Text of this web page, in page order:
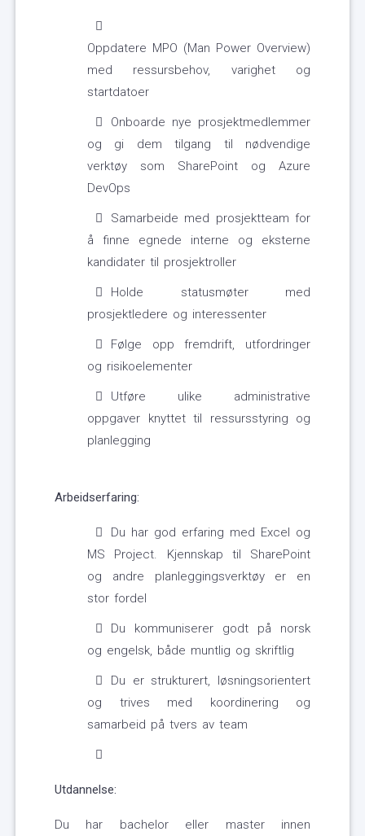
Oppdatere MPO (Man Power Overview)
med ressursbehov, varighet og
startdatoer
Onboarde nye prosjektmedlemmer
og gi dem tilgang til nødvendige
verktøy som SharePoint og Azure
DevOps
Samarbeide med prosjektteam for
å finne egnede interne og eksterne
kandidater til prosjektroller
Holde statusmøter med
prosjektledere og interessenter
Følge opp fremdrift, utfordringer
og risikoelementer
Utføre ulike administrative
oppgaver knyttet til ressursstyring og
planlegging
Arbeidserfaring:
Du har god erfaring med Excel og
MS Project. Kjennskap til SharePoint
og andre planleggingsverktøy er en
stor fordel
Du kommuniserer godt på norsk
og engelsk, både muntlig og skriftlig
Du er strukturert, løsningsorientert
og trives med koordinering og
samarbeid på tvers av team
Utdannelse:
Du har bachelor eller master innen